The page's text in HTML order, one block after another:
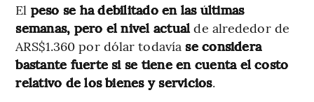
El peso se ha debilitado en las últimas
semanas, pero el nivel actualde alrededor de
ARS$1.360 por dólar todavía se considera
bastante fuerte si se tiene en cuenta el costo
relativo de los bienes y servicios.